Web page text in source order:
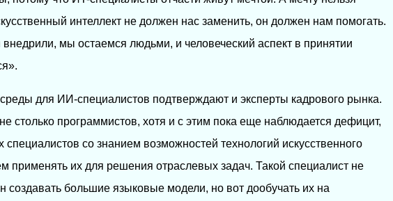
интеллект не должен нас заменить, он должен нам помогать.
мы остаемся людьми, и человеческий аспект в принятии
для ИИ-специалистов подтверждают и эксперты кадрового рынка.
столько программистов, хотя и с этим пока еще наблюдается дефицит,
специалистов со знанием возможностей технологий искусственного
применять их для решения отраслевых задач. Такой специалист не
создавать большие языковые модели, но вот дообучать их на